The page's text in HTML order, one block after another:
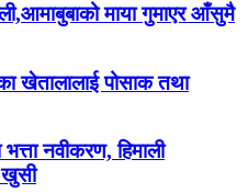
माया गुमाएर आँसुमै
खेतालालाई पोसाक तथा
नवीकरण, हिमाली
खुसी